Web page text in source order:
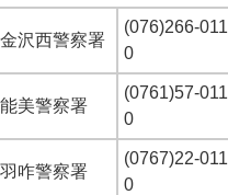
金沢西警察署
(076)266-011
0
能美警察署
(0761)57-011
0
羽咋警察署
(0767)22-011
0